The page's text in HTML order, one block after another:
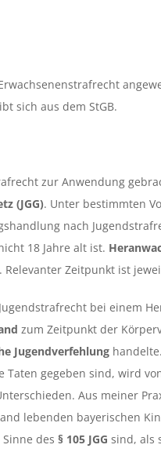
sich aus dem StGB.
zur Anwendung
(JGG). Unter bestimmten
nach
18 Jahre alt ist.
Zeitpunkt ist
bei einem
zum Zeitpunkt der
Jugendverfehlung
Taten gegeben sind, wird
Aus meiner
lebenden bayerischen
des § 105 JGG sind, als